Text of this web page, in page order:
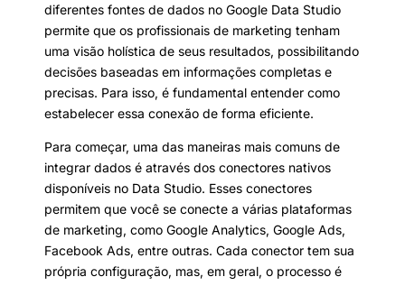
diferentes fontes de dados no Google Data Studio
permite que os profissionais de marketing tenham
uma visão holística de seus resultados, possibilitando
decisões baseadas em informações completas e
precisas. Para isso, é fundamental entender como
estabelecer essa conexão de forma eficiente.
Para começar, uma das maneiras mais comuns de
integrar dados é através dos conectores nativos
disponíveis no Data Studio. Esses conectores
permitem que você se conecte a várias plataformas
de marketing, como Google Analytics, Google Ads,
Facebook Ads, entre outras. Cada conector tem sua
própria configuração, mas, em geral, o processo é